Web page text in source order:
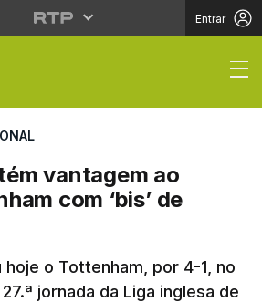
Entrar
vantagem ao
com ‘bis’ de
hoje o Tottenham, por 4-1, no
jornada da Liga inglesa de